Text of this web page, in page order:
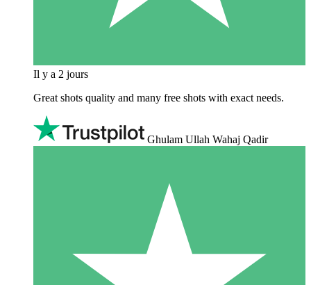
Il y a 2 jours
Great shots quality and many free shots with exact needs.
Ghulam Ullah Wahaj Qadir